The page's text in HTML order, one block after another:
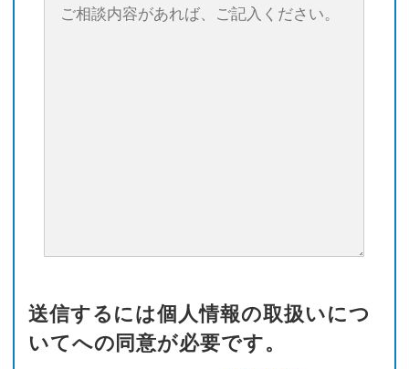
送信するには個人情報の取扱いにつ
いてへの同意が必要です。